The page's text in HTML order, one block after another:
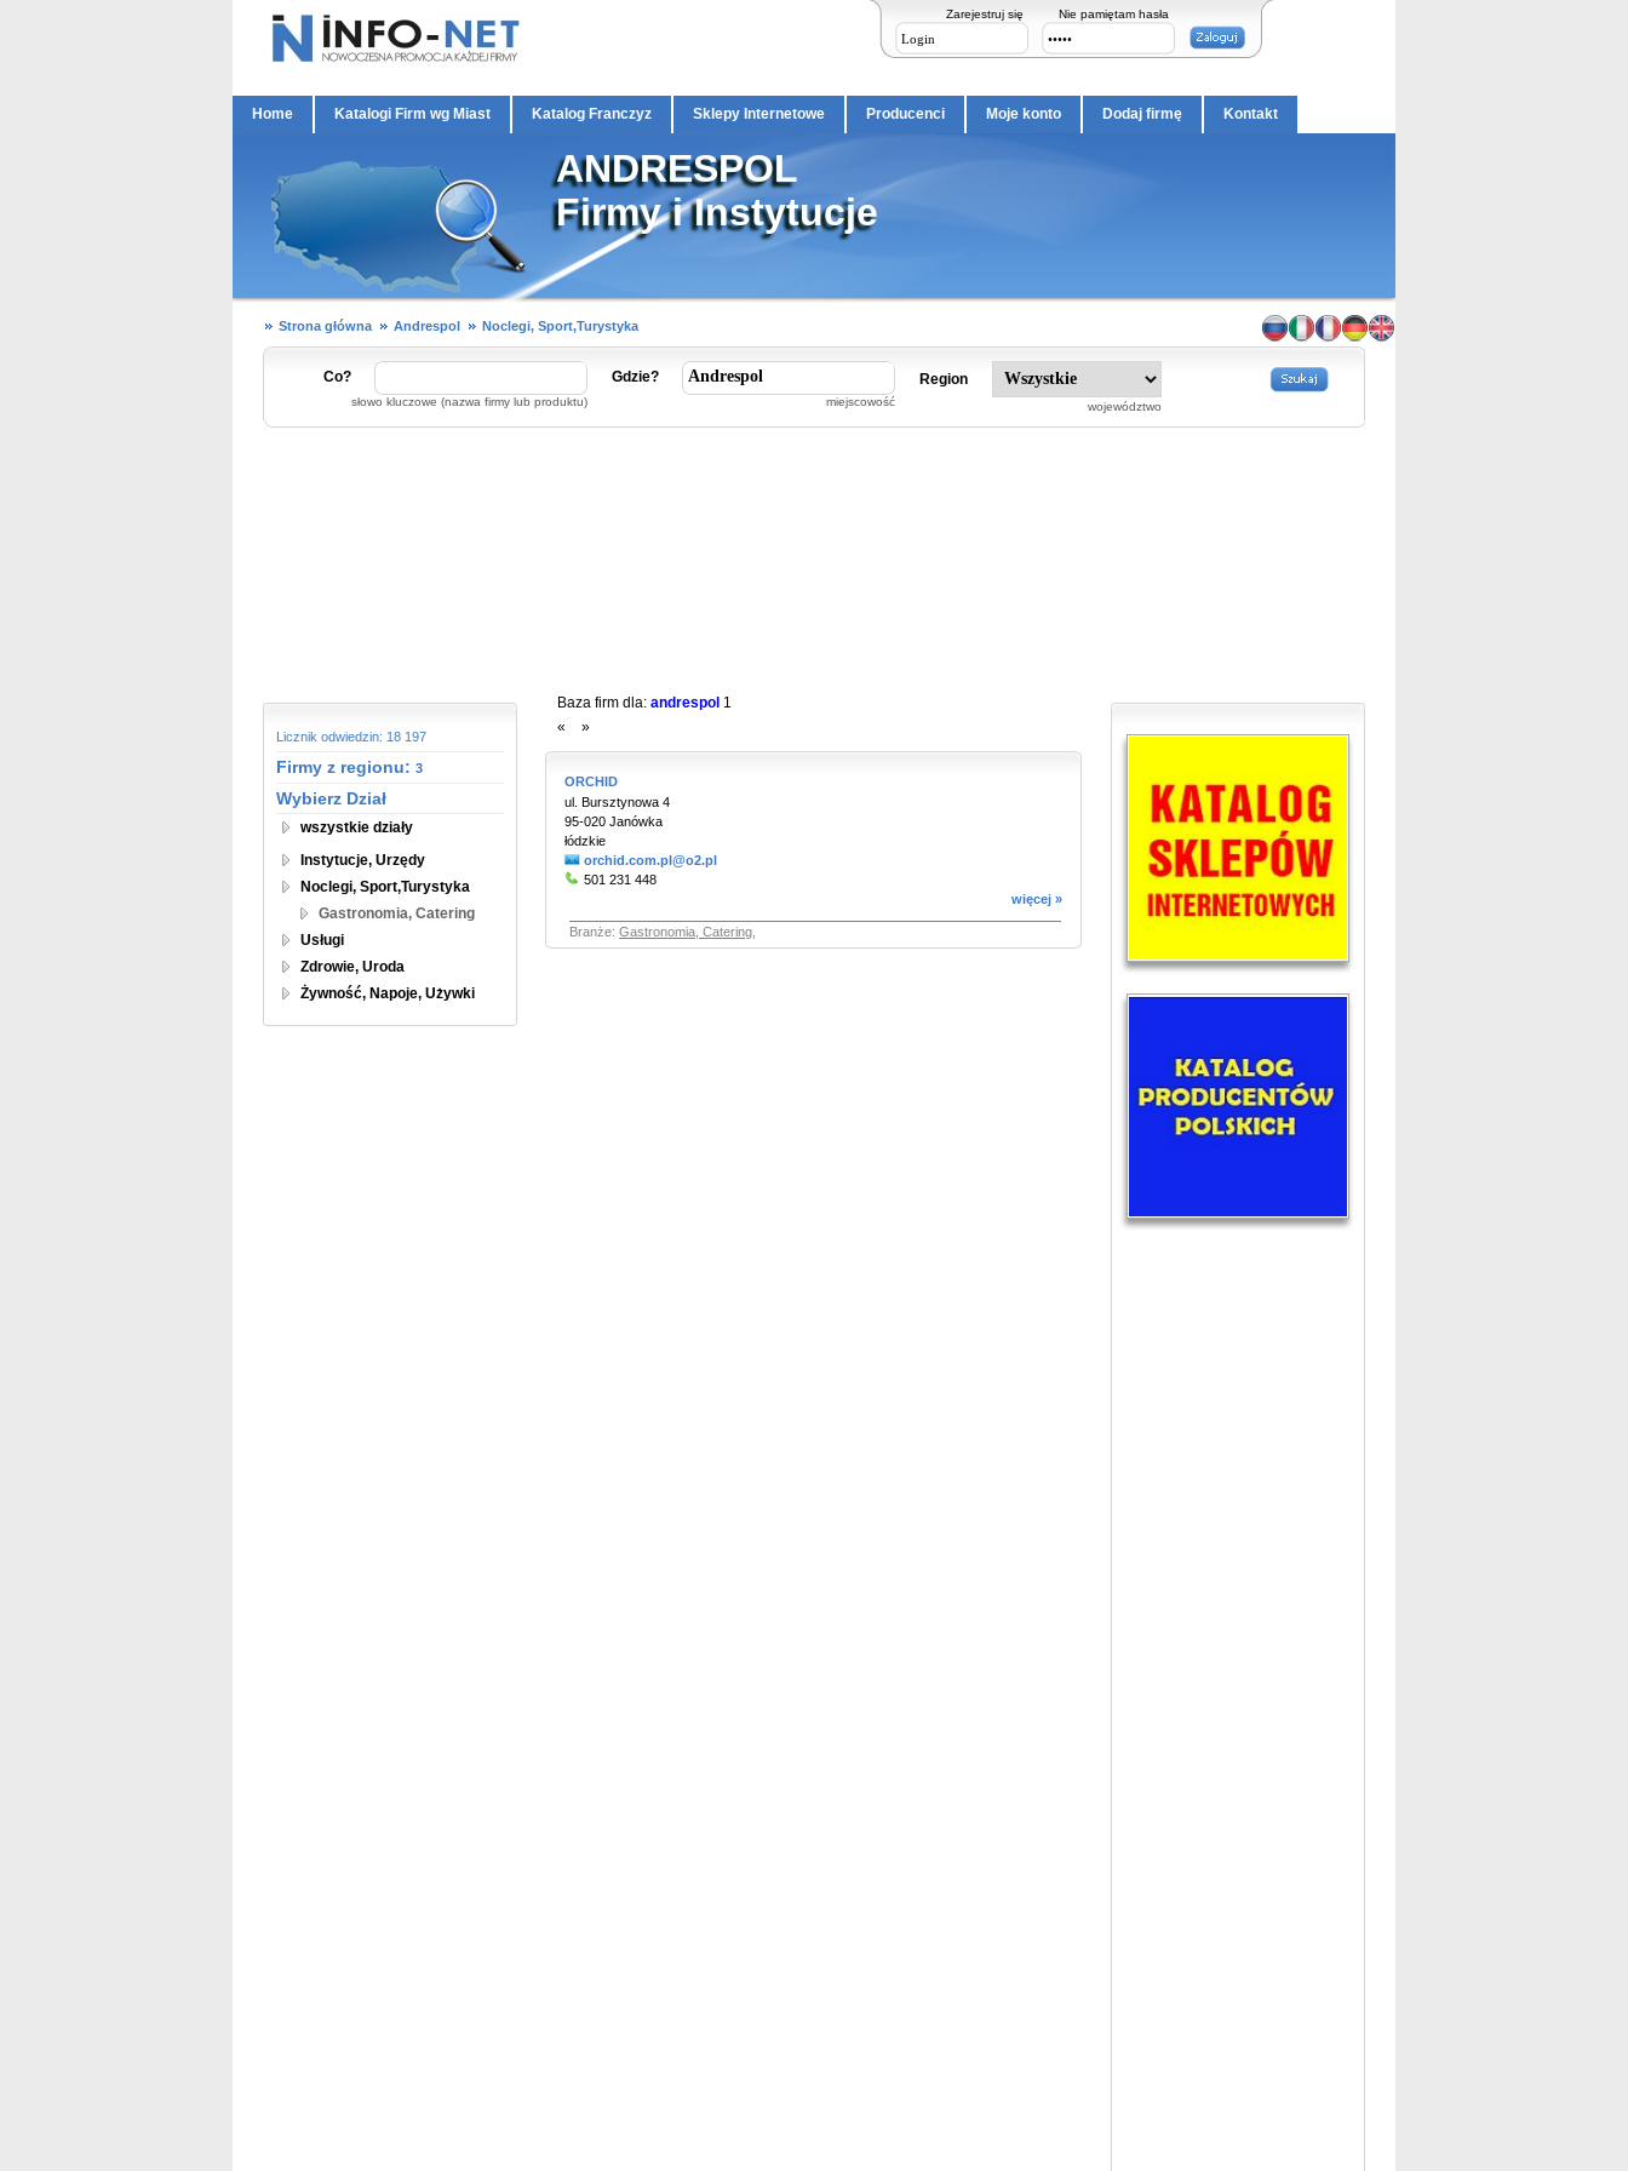
Zarejestruj się Nie pamiętam hasła
Home Katalogi Firm wg Miast Katalog Franczyz Sklepy Internetowe Producenci Moje konto Dodaj firmę Kontakt
ANDRESPOL
Firmy i Instytucje
Strona główna Andrespol Noclegi, Sport,Turystyka
Co?
słowo kluczowe (nazwa firmy lub produktu)
Gdzie?
miejscowość
Region
województwo
Licznik odwiedzin: 18 197
Firmy z regionu: 3
Wybierz Dział
wszystkie działy
Instytucje, Urzędy
Noclegi, Sport,Turystyka
Gastronomia, Catering
Usługi
Zdrowie, Uroda
Żywność, Napoje, Używki
Baza firm dla: andrespol 1
«
»
ORCHID
ul. Bursztynowa 4
95-020 Janówka
łódzkie
orchid.com.pl@o2.pl
501 231 448
więcej »
Branże: Gastronomia, Catering